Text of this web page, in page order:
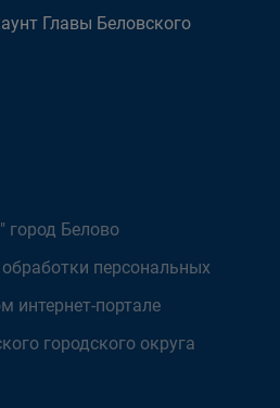
Главы Беловского
город Белово
персональных
интернет-портале
городского округа